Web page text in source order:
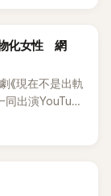
婚後育有兩個
，近年內容深
物化女性 網
《現在不是出軌
出演YouTube
不少網友認